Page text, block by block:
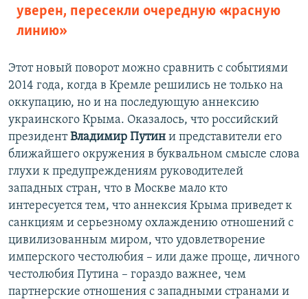
уверен, пересекли очередную «красную
линию»
Этот новый поворот можно сравнить с событиями
2014 года, когда в Кремле решились не только на
оккупацию, но и на последующую аннексию
украинского Крыма. Оказалось, что российский
президентВладимир Путин и представители его
ближайшего окружения в буквальном смысле слова
глухи к предупреждениям руководителей
западных стран, что в Москве мало кто
интересуется тем, что аннексия Крыма приведет к
санкциям и серьезному охлаждению отношений с
цивилизованным миром, что удовлетворение
имперского честолюбия – или даже проще, личного
честолюбия Путина – гораздо важнее, чем
партнерские отношения с западными странами и